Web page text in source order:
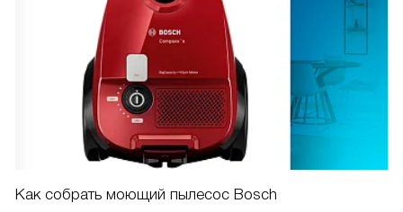
Как собрать моющий пылесос Bosch